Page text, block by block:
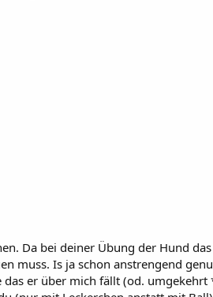
Da bei deiner Übung der Hund
muss. Is ja schon anstrengend
das er über mich fällt (od.